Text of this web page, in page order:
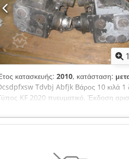
1
κατασκευής: 2010, κατάσταση:
Tdvbj Abfjk Βάρος 10 κιλά 1
KF 2020 πνευματικό. Έκδοση